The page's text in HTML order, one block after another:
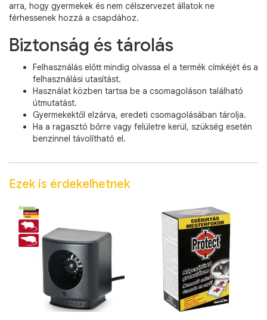
arra, hogy gyermekek és nem célszervezet állatok ne
férhessenek hozzá a csapdához.
Biztonság és tárolás
Felhasználás előtt mindig olvassa el a termék címkéjét és a
felhasználási utasítást.
Használat közben tartsa be a csomagoláson található
útmutatást.
Gyermekektől elzárva, eredeti csomagolásában tárolja.
Ha a ragasztó bőrre vagy felületre kerül, szükség esetén
benzinnel távolítható el.
Ezek is érdekelhetnek